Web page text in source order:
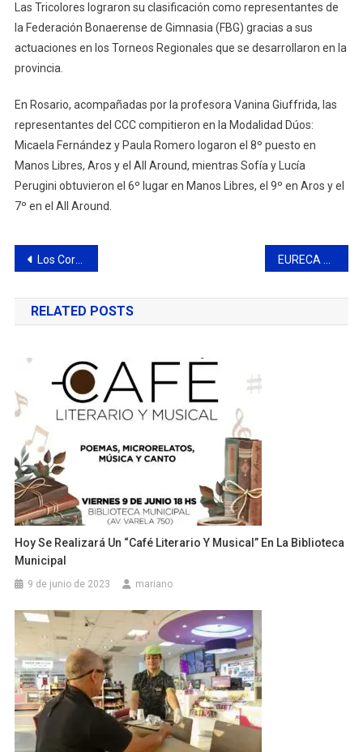
Las Tricolores lograron su clasificación como representantes de
la Federación Bonaerense de Gimnasia (FBG) gracias a sus
actuaciones en los Torneos Regionales que se desarrollaron en la
provincia.
En Rosario, acompañadas por la profesora Vanina Giuffrida, las
representantes del CCC compitieron en la Modalidad Dúos:
Micaela Fernández y Paula Romero logaron el 8º puesto en
Manos Libres, Aros y el All Around, mientras Sofía y Lucía
Perugini obtuvieron el 6º lugar en Manos Libres, el 9º en Aros y el
7º en el All Around.
Navegación
de
entradas
Los Coros del Club Ciudad y River Plate compartieron un nuevo encuentro EURECA espera que el acuerdo mundial sobre plásticos (INC-1) facilite el avance hacia una economía circular
RELATED POSTS
Hoy Se Realizará Un “Café Literario Y Musical” En La Biblioteca
Municipal
9 de junio de 2023 mariano